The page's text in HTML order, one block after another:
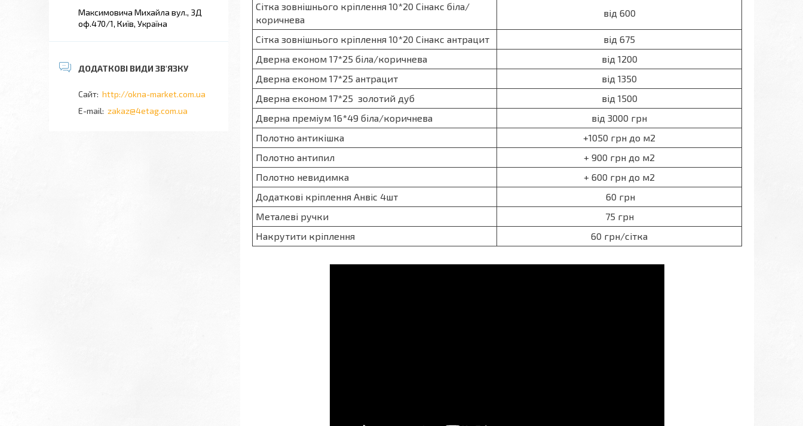
Сітка зовнішнього кріплення 10*20 Сінакс біла/
коричнева
від 600
Сітка зовнішнього кріплення 10*20 Сінакс антрацит
від 675
Дверна економ 17*25 біла/коричнева
від 1200
Дверна економ 17*25 антрацит
від 1350
Дверна економ 17*25 золотий дуб
від 1500
Дверна преміум 16*49 біла/коричнева
від 3000 грн
Полотно антикішка
+1050 грн до м2
Полотно антипил
+ 900 грн до м2
Полотно невидимка
+ 600 грн до м2
Додаткові кріплення Анвіс 4шт
60 грн
Металеві ручки
75 грн
Накрутити кріплення
60 грн/сітка
Максимовича Михайла вул., 3Д
оф.470/1, Київ, Україна
http://okna-market.com.ua
zakaz@4etag.com.ua